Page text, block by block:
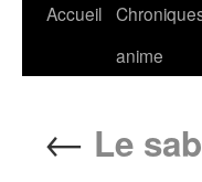
Accueil
anime
← Le